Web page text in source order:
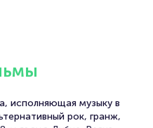
события в нашей стране
каждый концерт рок-
ребята часто
детей.
исполняющая музыку в
рок, гранж,